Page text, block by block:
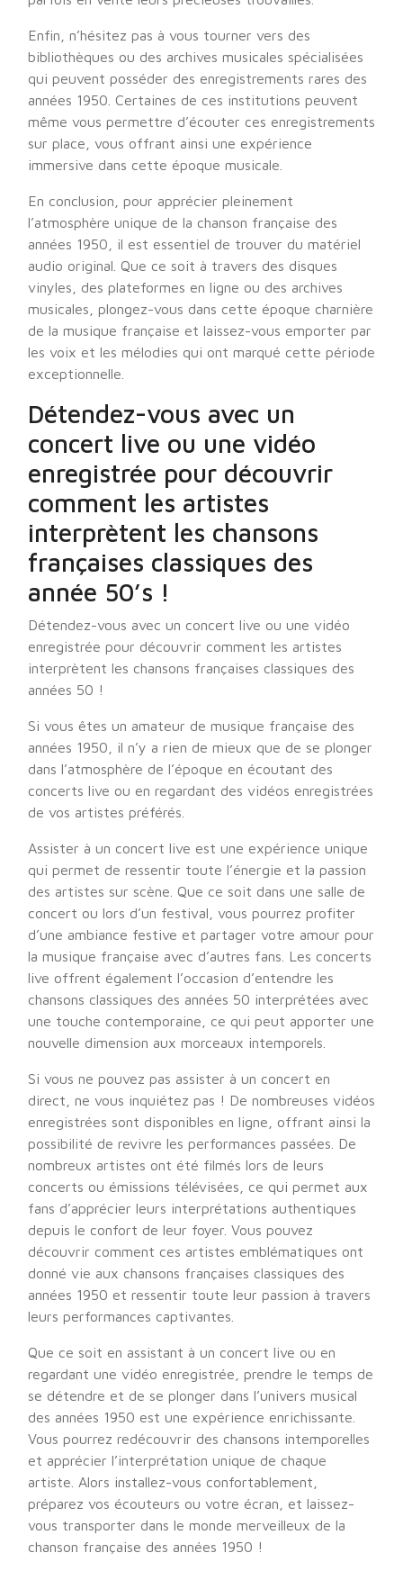
Enfin, n’hésitez pas à vous tourner vers des
bibliothèques ou des archives musicales spécialisées
qui peuvent posséder des enregistrements rares des
années 1950. Certaines de ces institutions peuvent
même vous permettre d’écouter ces enregistrements
sur place, vous offrant ainsi une expérience
immersive dans cette époque musicale.
En conclusion, pour apprécier pleinement
l’atmosphère unique de la chanson française des
années 1950, il est essentiel de trouver du matériel
audio original. Que ce soit à travers des disques
vinyles, des plateformes en ligne ou des archives
musicales, plongez-vous dans cette époque charnière
de la musique française et laissez-vous emporter par
les voix et les mélodies qui ont marqué cette période
exceptionnelle.
Détendez-vous avec un
concert live ou une vidéo
enregistrée pour découvrir
comment les artistes
interprètent les chansons
françaises classiques des
année 50’s !
Détendez-vous avec un concert live ou une vidéo
enregistrée pour découvrir comment les artistes
interprètent les chansons françaises classiques des
années 50 !
Si vous êtes un amateur de musique française des
années 1950, il n’y a rien de mieux que de se plonger
dans l’atmosphère de l’époque en écoutant des
concerts live ou en regardant des vidéos enregistrées
de vos artistes préférés.
Assister à un concert live est une expérience unique
qui permet de ressentir toute l’énergie et la passion
des artistes sur scène. Que ce soit dans une salle de
concert ou lors d’un festival, vous pourrez profiter
d’une ambiance festive et partager votre amour pour
la musique française avec d’autres fans. Les concerts
live offrent également l’occasion d’entendre les
chansons classiques des années 50 interprétées avec
une touche contemporaine, ce qui peut apporter une
nouvelle dimension aux morceaux intemporels.
Si vous ne pouvez pas assister à un concert en
direct, ne vous inquiétez pas ! De nombreuses vidéos
enregistrées sont disponibles en ligne, offrant ainsi la
possibilité de revivre les performances passées. De
nombreux artistes ont été filmés lors de leurs
concerts ou émissions télévisées, ce qui permet aux
fans d’apprécier leurs interprétations authentiques
depuis le confort de leur foyer. Vous pouvez
découvrir comment ces artistes emblématiques ont
donné vie aux chansons françaises classiques des
années 1950 et ressentir toute leur passion à travers
leurs performances captivantes.
Que ce soit en assistant à un concert live ou en
regardant une vidéo enregistrée, prendre le temps de
se détendre et de se plonger dans l’univers musical
des années 1950 est une expérience enrichissante.
Vous pourrez redécouvrir des chansons intemporelles
et apprécier l’interprétation unique de chaque
artiste. Alors installez-vous confortablement,
préparez vos écouteurs ou votre écran, et laissez-
vous transporter dans le monde merveilleux de la
chanson française des années 1950 !